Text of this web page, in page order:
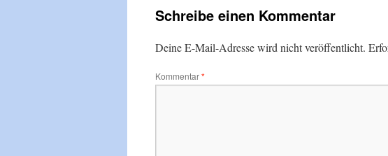
Schreibe einen Kommentar
Deine E-Mail-Adresse wird nicht veröffentlicht.
Kommentar*